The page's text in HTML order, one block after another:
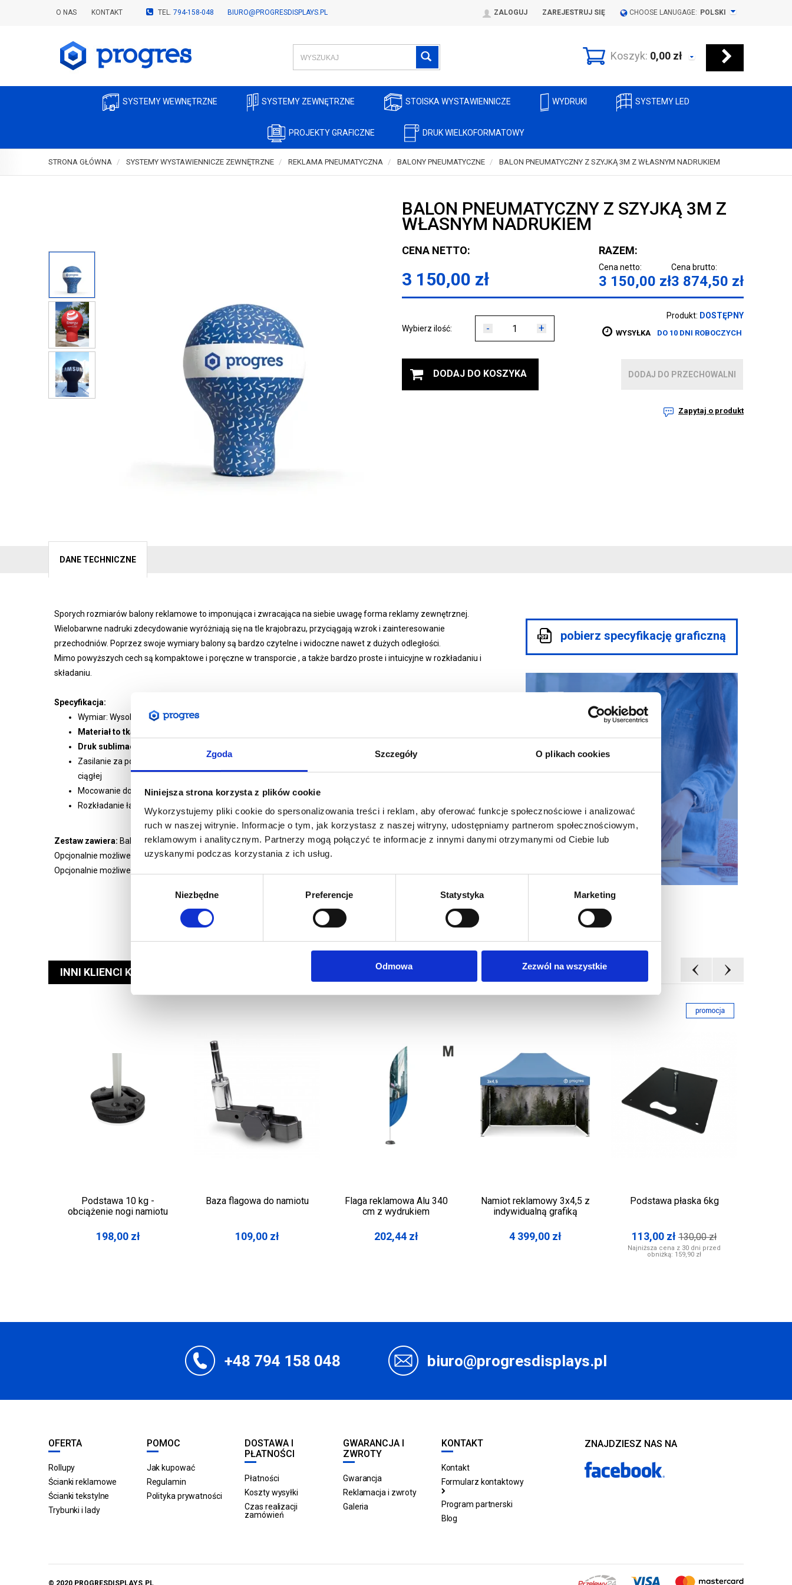
Zgoda Szczegóły O plikach cookies
Niniejsza strona korzysta z plików cookie
Wykorzystujemy pliki cookie do spersonalizowania treści i reklam, aby oferować funkcje społecznościowe i analizować
ruch w naszej witrynie. Informacje o tym, jak korzystasz z naszej witryny, udostępniamy partnerom społecznościowym,
reklamowym i analitycznym. Partnerzy mogą połączyć te informacje z innymi danymi otrzymanymi od Ciebie lub
uzyskanymi podczas korzystania z ich usług.
Niezbędne Preferencje Statystyka Marketing
Odmowa Zezwól na wszystkie
O NAS KONTAKT TEL. 794-158-048 BIURO@PROGRESDISPLAYS.PL ZALOGUJ ZAREJESTRUJ SIĘ CHOOSE LANUGAGE: POLSKI
Koszyk: 0,00 zł
SYSTEMY WEWNĘTRZNE SYSTEMY ZEWNĘTRZNE STOISKA WYSTAWIENNICZE WYDRUKI SYSTEMY LED
PROJEKTY GRAFICZNE DRUK WIELKOFORMATOWY
STRONA GŁÓWNA SYSTEMY WYSTAWIENNICZE ZEWNĘTRZNE REKLAMA PNEUMATYCZNA BALONY PNEUMATYCZNE BALON PNEUMATYCZNY Z SZYJKĄ 3M Z WŁASNYM NADRUKIEM
BALON PNEUMATYCZNY Z SZYJKĄ 3M Z
WŁASNYM NADRUKIEM
CENA NETTO:
3 150,00 zł
RAZEM:
Cena netto:
3 150,00 zł
Cena brutto:
3 874,50 zł
Wybierz ilość: - +
Produkt: DOSTĘPNY
WYSYŁKA DO 10 DNI ROBOCZYCH
DODAJ DO KOSZYKA DODAJ DO PRZECHOWALNI
Zapytaj o produkt
DANE TECHNICZNE
Sporych rozmiarów balony reklamowe to imponująca i zwracająca na siebie uwagę forma reklamy zewnętrznej.
Wielobarwne nadruki zdecydowanie wyróżniają się na tle krajobrazu, przyciągają wzrok i zainteresowanie
przechodniów. Poprzez swoje wymiary balony są bardzo czytelne i widoczne nawet z dużych odległości.
Mimo powyższych cech są kompaktowe i poręczne w transporcie , a także bardzo proste i intuicyjne w rozkładaniu i
składaniu.
Specyfikacja:
Wymiar: Wysokość 300 cm, Średnica 230 cm, Średnica podstawy 105 cm
Materiał to tkanina poliestrowa PCV 230g
Druk sublimacyjny
Zasilanie za pomocą zintegrowanego wentylatora wewnętrznego o napięciu 230v przystosowanego do pracy
ciągłej
Mocowanie do podłoża za pomocą dołączonych linek propylenowych i ocynkowanych śledzi
Rozkładanie łatwe i intuicyjne, dzięki załączonej instrukcji obsługi
Zestaw zawiera: Balon, wentylator, śledzie mocujące, komplet linek, pokrowiec, instrukcja obsługi.
Opcjonalnie możliwe wewnętrzne podświetlenie.
Opcjonalnie możliwe wykonanie dowolnego rozmiaru.
pobierz specyfikację graficzną
INNI KLIENCI KUPILI RÓWNIEŻ
Podstawa 10 kg -
obciążenie nogi namiotu
198,00 zł
Baza flagowa do namiotu
109,00 zł
Flaga reklamowa Alu 340
cm z wydrukiem
202,44 zł
Namiot reklamowy 3x4,5 z
indywidualną grafiką
4 399,00 zł
Podstawa płaska 6kg
113,00 zł 130,00zł
Najniższa cena z 30 dni przed
obniżką: 159,90 zł
+48 794 158 048 biuro@progresdisplays.pl
OFERTA
Rollupy
Ścianki reklamowe
Ścianki tekstylne
Trybunki i lady
POMOC
Jak kupować
Regulamin
Polityka prywatności
DOSTAWA I
PŁATNOŚCI
Płatności
Koszty wysyłki
Czas realizacji
zamówień
GWARANCJA I
ZWROTY
Gwarancja
Reklamacja i zwroty
Galeria
KONTAKT
Kontakt
Formularz kontaktowy
Program partnerski
Blog
ZNAJDZIESZ NAS NA
© 2020 PROGRESDISPLAYS.PL